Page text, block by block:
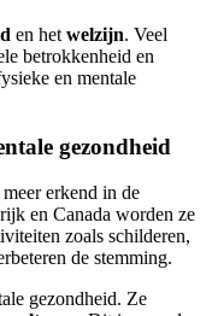
en het welzijn. Veel
betrokkenheid en
en mentale
gezondheid
erkend in de
en Canada worden ze
zoals schilderen,
de stemming.
gezondheid. Ze